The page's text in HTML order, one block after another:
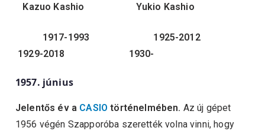
Kazuo Kashio Yukio Kashio
1917-1993 1925-2012
1929-2018 1930-
1957. június
Jelentős év a CASIO történelmében. Az új gépet
1956 végén Szapporóba szerették volna vinni, hogy